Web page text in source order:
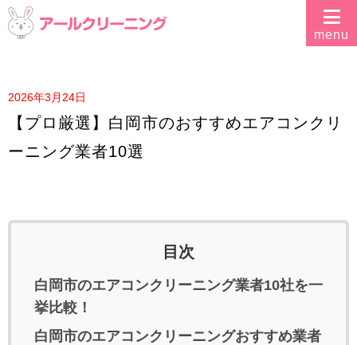
2026年3月24日
【プロ厳選】白岡市のおすすめエアコンクリ
ーニング業者10選
目次
白岡市のエアコンクリーニング業者10社を一
挙比較！
白岡市のエアコンクリーニングおすすめ業者